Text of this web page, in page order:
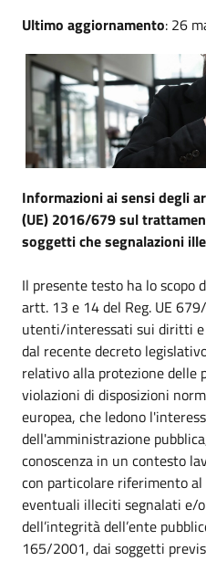
Ultimo aggiornamento: 26
Informazioni ai sensi degli
(UE) 2016/679 sul
soggetti che segnalazioni
Il presente testo ha lo scopo
artt. 13 e 14 del Reg. UE
utenti/interessati sui diritti e
dal recente decreto
relativo alla protezione delle
violazioni di disposizioni
europea, che ledono
dell'amministrazione
conoscenza in un contesto
con particolare riferimento
eventuali illeciti segnalati e/
dell’integrità dell’ente
165/2001, dai soggetti